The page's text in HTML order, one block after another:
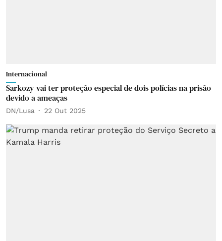
Internacional
Sarkozy vai ter proteção especial de dois polícias na prisão
devido a ameaças
DN/Lusa 22 Out 2025